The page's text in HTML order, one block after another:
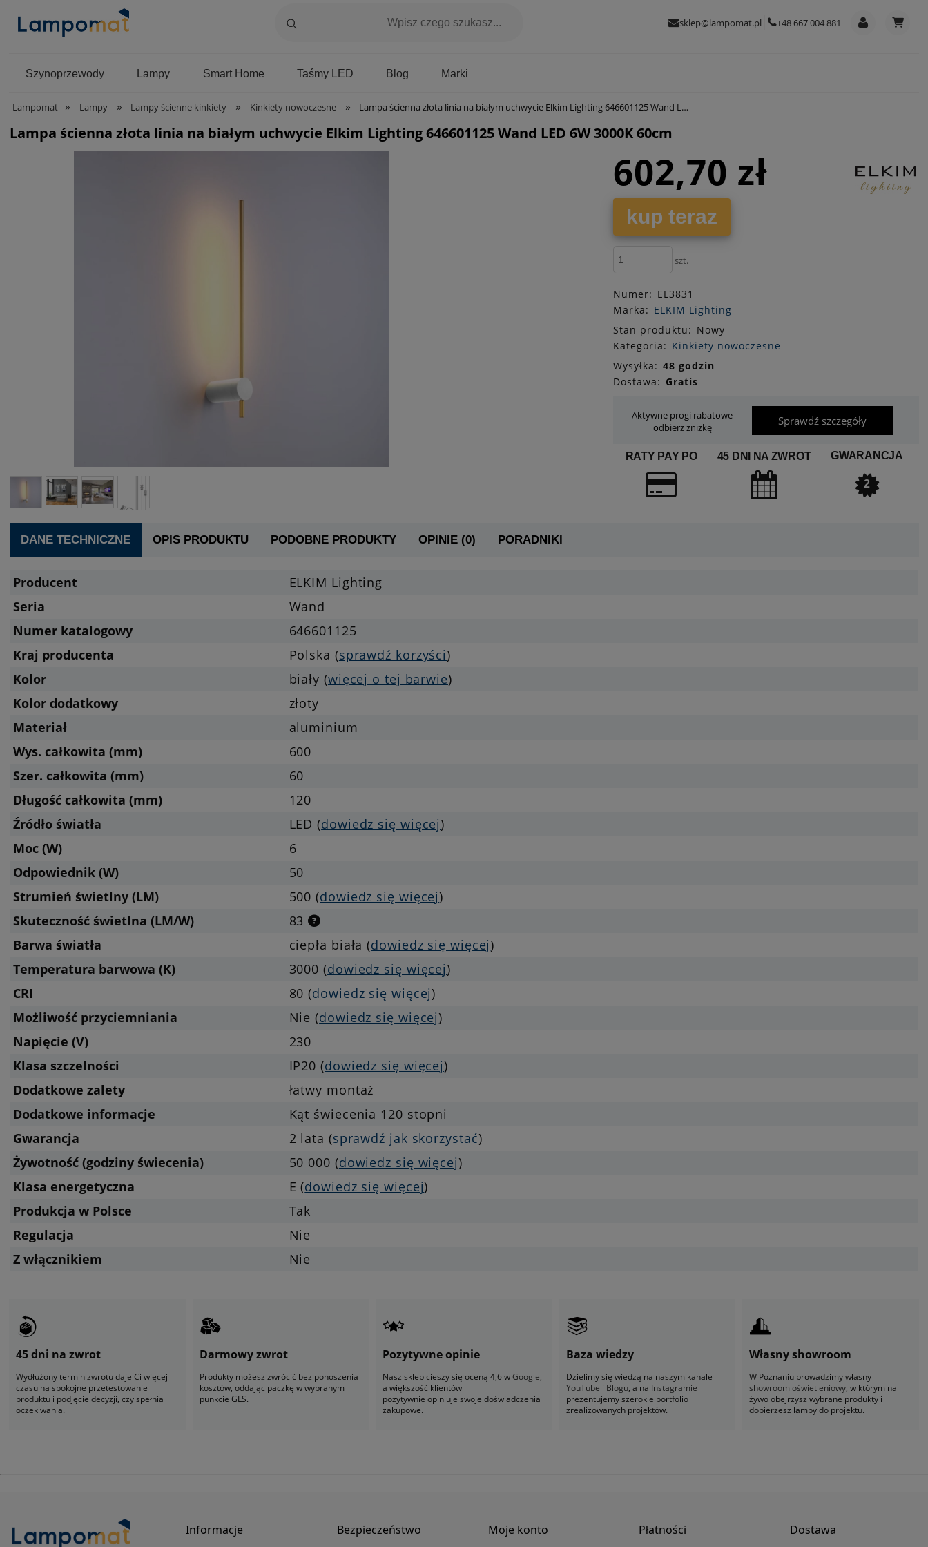
sklep@lampomat.pl +48 667 004 881
Szynoprzewody Lampy Smart Home Blog
Taśmy LED Marki
Lampomat » Lampy » Lampy ścienne kinkiety » Kinkiety nowoczesne » Lampa ścienna złota linia na białym uchwycie Elkim Lighting 646601125 Wand LED 6W 3000K 60cm
Lampa ścienna złota linia na białym uchwycie Elkim Lighting 646601125 Wand LED 6W 3000K 60cm
602,70 zł
kup teraz
szt.
Numer: EL3831
Marka: ELKIM Lighting
Stan produktu: Nowy
Kategoria: Kinkiety nowoczesne
Wysyłka: 48 godzin
Dostawa: Gratis
Aktywne progi rabatowe
odbierz zniżkę
Sprawdź szczegóły
RATY PAY PO 45 DNI NA ZWROT GWARANCJA
2
DANE TECHNICZNE OPIS PRODUKTU PODOBNE PRODUKTY OPINIE (0) PORADNIKI
Producent
ELKIM Lighting
Seria
Wand
Numer katalogowy
646601125
Kraj producenta
Polska (sprawdź korzyści)
Kolor
biały (więcej o tej barwie)
Kolor dodatkowy
złoty
Materiał
aluminium
Wys. całkowita (mm)
600
Szer. całkowita (mm)
60
Długość całkowita (mm)
120
Źródło światła
LED (dowiedz się więcej)
Moc (W)
6
Odpowiednik (W)
50
Strumień świetlny (LM)
500 (dowiedz się więcej)
Skuteczność świetlna (LM/W)
83
Barwa światła
ciepła biała (dowiedz się więcej)
Temperatura barwowa (K)
3000 (dowiedz się więcej)
CRI
80 (dowiedz się więcej)
Możliwość przyciemniania
Nie (dowiedz się więcej)
Napięcie (V)
230
Klasa szczelności
IP20 (dowiedz się więcej)
Dodatkowe zalety
łatwy montaż
Dodatkowe informacje
Kąt świecenia 120 stopni
Gwarancja
2 lata (sprawdź jak skorzystać)
Żywotność (godziny świecenia)
50 000 (dowiedz się więcej)
Klasa energetyczna
E (dowiedz się więcej)
Produkcja w Polsce
Tak
Regulacja
Nie
Z włącznikiem
Nie
45 dni na zwrot
Wydłużony termin zwrotu daje Ci więcej
czasu na spokojne przetestowanie
produktu i podjęcie decyzji, czy spełnia
oczekiwania.
Darmowy zwrot
Produkty możesz zwrócić bez ponoszenia
kosztów, oddając paczkę w wybranym
punkcie GLS.
Pozytywne opinie
Nasz sklep cieszy się oceną 4,6 wGoogle,
a większość klientów
pozytywnie opiniuje swoje doświadczenia
zakupowe.
Baza wiedzy
Dzielimy się wiedzą na naszym kanale
YouTube i Blogu, a na Instagramie
prezentujemy szerokie portfolio
zrealizowanych projektów.
Własny showroom
W Poznaniu prowadzimy własny
showroom oświetleniowy, w którym na
żywo obejrzysz wybrane produkty i
dobierzesz lampy do projektu.
Informacje
Bezpieczeństwo
Moje konto
Płatności
Dostawa